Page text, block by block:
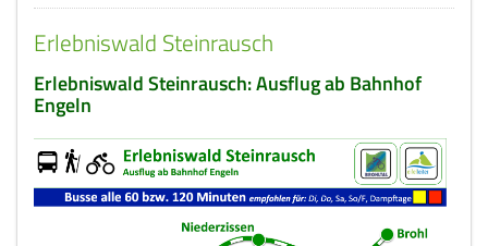
Erlebniswald Steinrausch
Erlebniswald Steinrausch: Ausflug ab Bahnhof
Engeln